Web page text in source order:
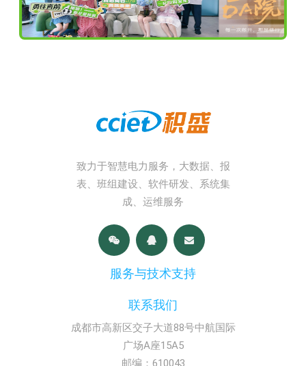
致力于智慧电力服务，大数据、报
表、班组建设、软件研发、系统集
成、运维服务
服务与技术支持
联系我们
成都市高新区交子大道88号中航国际
广场A座15A5
邮编：610043